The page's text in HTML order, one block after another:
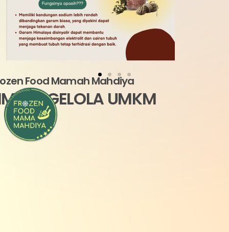
PENGELOLA UMKM
Food Mamah Mahdiya